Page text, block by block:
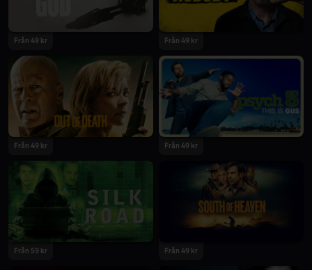
2021
Från 49 kr
2021
Från 49 kr
Från 49 kr Från 49 kr
Från 59 kr Från 49 kr